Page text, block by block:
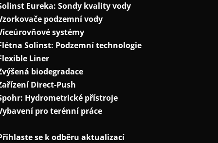
Eureka: Sondy kvality vody
podzemní vody
systémy
Solinst: Podzemní technologie
Liner
biodegradace
Direct-Push
Hydrometrické přístroje
pro terénní práce
se k odběru aktualizací